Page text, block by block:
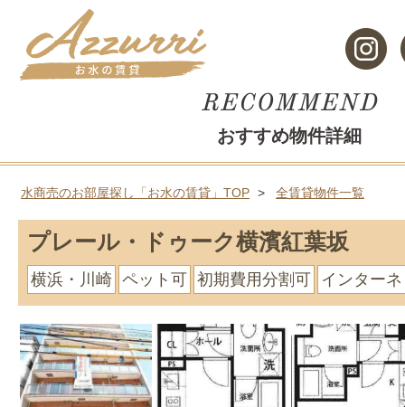
おすすめ物件詳細
水商売のお部屋探し「お水の賃貸」TOP 全賃貸物件一覧
プレール・ドゥーク横濱紅葉坂
横浜・川崎 ペット可 初期費用分割可 インター